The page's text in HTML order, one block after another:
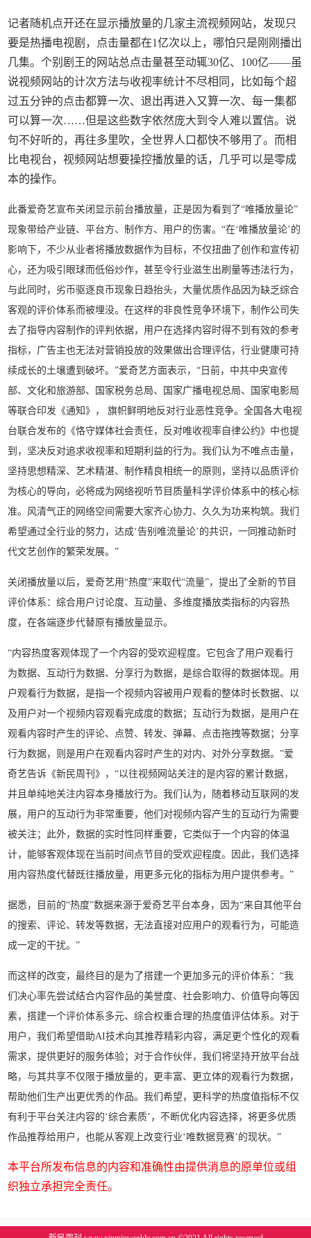
记者随机点开还在显示播放量的几家主流视频网站，发现只
要是热播电视剧，点击量都在1亿次以上，哪怕只是刚刚播出
几集。个别剧王的网站总点击量甚至动辄30亿、100亿——虽
说视频网站的计次方法与收视率统计不尽相同，比如每个超
过五分钟的点击都算一次、退出再进入又算一次、每一集都
可以算一次……但是这些数字依然庞大到令人难以置信。说
句不好听的，再往多里吹，全世界人口都快不够用了。而相
比电视台，视频网站想要操控播放量的话，几乎可以是零成
本的操作。
此番爱奇艺宣布关闭显示前台播放量，正是因为看到了“唯播放量论”
现象带给产业链、平台方、制作方、用户的伤害。“在‘唯播放量论’的
影响下，不少从业者将播放数据作为目标，不仅扭曲了创作和宣传初
心，还为吸引眼球而低俗炒作，甚至令行业滋生出刷量等违法行为，
与此同时，劣币驱逐良币现象日趋抬头，大量优质作品因为缺乏综合
客观的评价体系而被埋没。在这样的非良性竞争环境下，制作公司失
去了指导内容制作的评判依据，用户在选择内容时得不到有效的参考
指标，广告主也无法对营销投放的效果做出合理评估，行业健康可持
续成长的土壤遭到破坏。”爱奇艺方面表示，“日前，中共中央宣传
部、文化和旅游部、国家税务总局、国家广播电视总局、国家电影局
等联合印发《通知》， 旗帜鲜明地反对行业恶性竞争。全国各大电视
台联合发布的《恪守媒体社会责任，反对唯收视率自律公约》中也提
到，坚决反对追求收视率和短期利益的行为。我们认为不唯点击量，
坚持思想精深、艺术精湛、制作精良相统一的原则，坚持以品质评价
为核心的导向，必将成为网络视听节目质量科学评价体系中的核心标
准。风清气正的网络空间需要大家齐心协力、久久为功来构筑。我们
希望通过全行业的努力，达成‘告别唯流量论’的共识，一同推动新时
代文艺创作的繁荣发展。”
关闭播放量以后，爱奇艺用“热度”来取代“流量”，提出了全新的节目
评价体系：综合用户讨论度、互动量、多维度播放类指标的内容热
度，在各端逐步代替原有播放量显示。
“内容热度客观体现了一个内容的受欢迎程度。它包含了用户观看行
为数据、互动行为数据、分享行为数据，是综合取得的数据体现。用
户观看行为数据，是指一个视频内容被用户观看的整体时长数据、以
及用户对一个视频内容观看完成度的数据；互动行为数据，是用户在
观看内容时产生的评论、点赞、转发、弹幕、点击拖拽等数据；分享
行为数据，则是用户在观看内容时产生的对内、对外分享数据。”爱
奇艺告诉《新民周刊》，“以往视频网站关注的是内容的累计数据，
并且单纯地关注内容本身播放行为。我们认为，随着移动互联网的发
展，用户的互动行为非常重要，他们对视频内容产生的互动行为需要
被关注；此外，数据的实时性同样重要，它类似于一个内容的体温
计，能够客观体现在当前时间点节目的受欢迎程度。因此，我们选择
用内容热度代替既往播放量，用更多元化的指标为用户提供参考。”
据悉，目前的“热度”数据来源于爱奇艺平台本身，因为“来自其他平台
的搜索、评论、转发等数据，无法直接对应用户的观看行为，可能造
成一定的干扰。”
而这样的改变，最终目的是为了搭建一个更加多元的评价体系：“我
们决心率先尝试结合内容作品的美誉度、社会影响力、价值导向等因
素，搭建一个评价体系多元、综合权重合理的热度值评估体系。对于
用户，我们希望借助AI技术向其推荐精彩内容，满足更个性化的观看
需求，提供更好的服务体验；对于合作伙伴，我们将坚持开放平台战
略，与其共享不仅限于播放量的，更丰富、更立体的观看行为数据，
帮助他们生产出更优秀的作品。我们希望，更科学的热度值指标不仅
有利于平台关注内容的‘综合素质’，不断优化内容选择，将更多优质
作品推荐给用户，也能从客观上改变行业‘唯数据竞赛’的现状。”
本平台所发布信息的内容和准确性由提供消息的原单位或组
织独立承担完全责任。